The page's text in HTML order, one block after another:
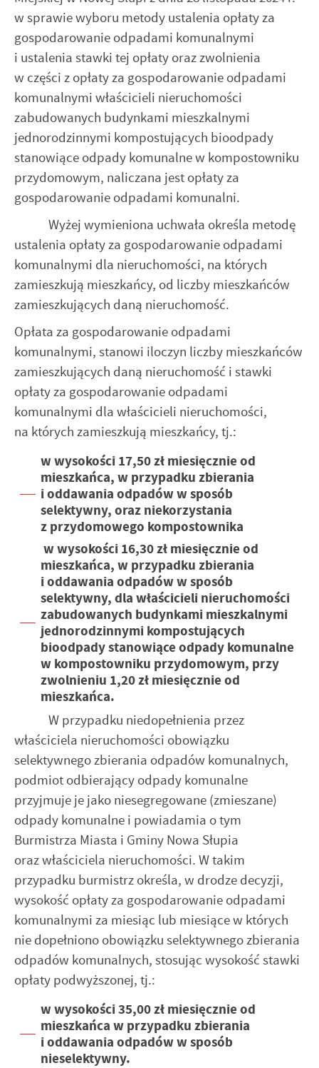
w sprawie wyboru metody ustalenia opłaty za
gospodarowanie odpadami komunalnymi
i ustalenia stawki tej opłaty oraz zwolnienia
w części z opłaty za gospodarowanie odpadami
komunalnymi właścicieli nieruchomości
zabudowanych budynkami mieszkalnymi
jednorodzinnymi kompostujących bioodpady
stanowiące odpady komunalne w kompostowniku
przydomowym, naliczana jest opłaty za
gospodarowanie odpadami komunalni.
Wyżej wymieniona uchwała określa metodę
ustalenia opłaty za gospodarowanie odpadami
komunalnymi dla nieruchomości, na których
zamieszkują mieszkańcy, od liczby mieszkańców
zamieszkujących daną nieruchomość.
Opłata za gospodarowanie odpadami
komunalnymi, stanowi iloczyn liczby mieszkańców
zamieszkujących daną nieruchomość i stawki
opłaty za gospodarowanie odpadami
komunalnymi dla właścicieli nieruchomości,
na których zamieszkują mieszkańcy, tj.:
w wysokości 17,50 zł miesięcznie od
mieszkańca, w przypadku zbierania
i oddawania odpadów w sposób
selektywny, oraz niekorzystania
z przydomowego kompostownika
w wysokości 16,30 zł miesięcznie od
mieszkańca, w przypadku zbierania
i oddawania odpadów w sposób
selektywny, dla właścicieli nieruchomości
zabudowanych budynkami mieszkalnymi
jednorodzinnymi kompostujących
bioodpady stanowiące odpady komunalne
w kompostowniku przydomowym, przy
zwolnieniu 1,20 zł miesięcznie od
mieszkańca.
W przypadku niedopełnienia przez
właściciela nieruchomości obowiązku
selektywnego zbierania odpadów komunalnych,
podmiot odbierający odpady komunalne
przyjmuje je jako niesegregowane (zmieszane)
odpady komunalne i powiadamia o tym
Burmistrza Miasta i Gminy Nowa Słupia
oraz właściciela nieruchomości. W takim
przypadku burmistrz określa, w drodze decyzji,
wysokość opłaty za gospodarowanie odpadami
komunalnymi za miesiąc lub miesiące w których
nie dopełniono obowiązku selektywnego zbierania
odpadów komunalnych, stosując wysokość stawki
opłaty podwyższonej, tj.:
w wysokości 35,00 zł miesięcznie od
mieszkańca w przypadku zbierania
i oddawania odpadów w sposób
nieselektywny.
Twoich zwyczajów dotyczących przeglądanej witryny
internetowej. Treści promocyjne mogą pojawić się na
stronach podmiotów trzecich lub firm będących naszymi
partnerami oraz innych dostawców usług. Firmy te działają
w charakterze pośredników prezentujących nasze treści w
postaci wiadomości, ofert, komunikatów mediów
społecznościowych.